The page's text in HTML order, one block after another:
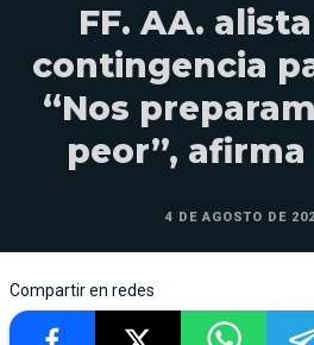
FF. AA.
contingencia
“Nos
peor”,
4 DE AGOSTO DE
Compartir en redes